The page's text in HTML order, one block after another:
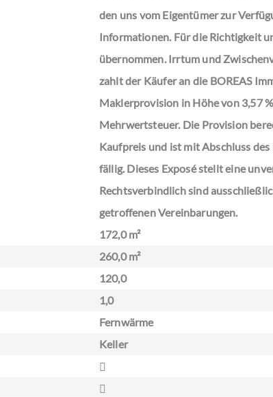
den uns vom Eigentümer zur
Informationen. Für die Richtigkeit
übernommen. Irrtum und
zahlt der Käufer an die BOREAS
Maklerprovision in Höhe von 3,57
Mehrwertsteuer. Die Provision
Kaufpreis und ist mit Abschluss
fällig. Dieses Exposé stellt eine
Rechtsverbindlich sind
getroffenen Vereinbarungen.
172,0 m²
260,0 m²
120,0
1,0
Fernwärme
Keller